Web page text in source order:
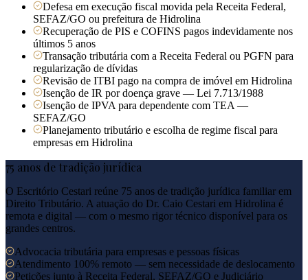
Defesa em execução fiscal movida pela Receita Federal,
SEFAZ/GO ou prefeitura de Hidrolina
Recuperação de PIS e COFINS pagos indevidamente nos
últimos 5 anos
Transação tributária com a Receita Federal ou PGFN para
regularização de dívidas
Revisão de ITBI pago na compra de imóvel em Hidrolina
Isenção de IR por doença grave — Lei 7.713/1988
Isenção de IPVA para dependente com TEA —
SEFAZ/GO
Planejamento tributário e escolha de regime fiscal para
empresas em Hidrolina
75 anos de tradição jurídica
O Escritório Cestari reúne 75 anos de tradição jurídica familiar em
Direito Tributário. A atuação do Dr. Caio Cestari em Hidrolina é
remota e digital — com o mesmo rigor técnico disponível para os
grandes centros.
Advocacia tributária para empresas e pessoas físicas
Atendimento 100% remoto — sem necessidade de deslocamento
Petições junto à Receita Federal, SEFAZ/GO e Judiciário